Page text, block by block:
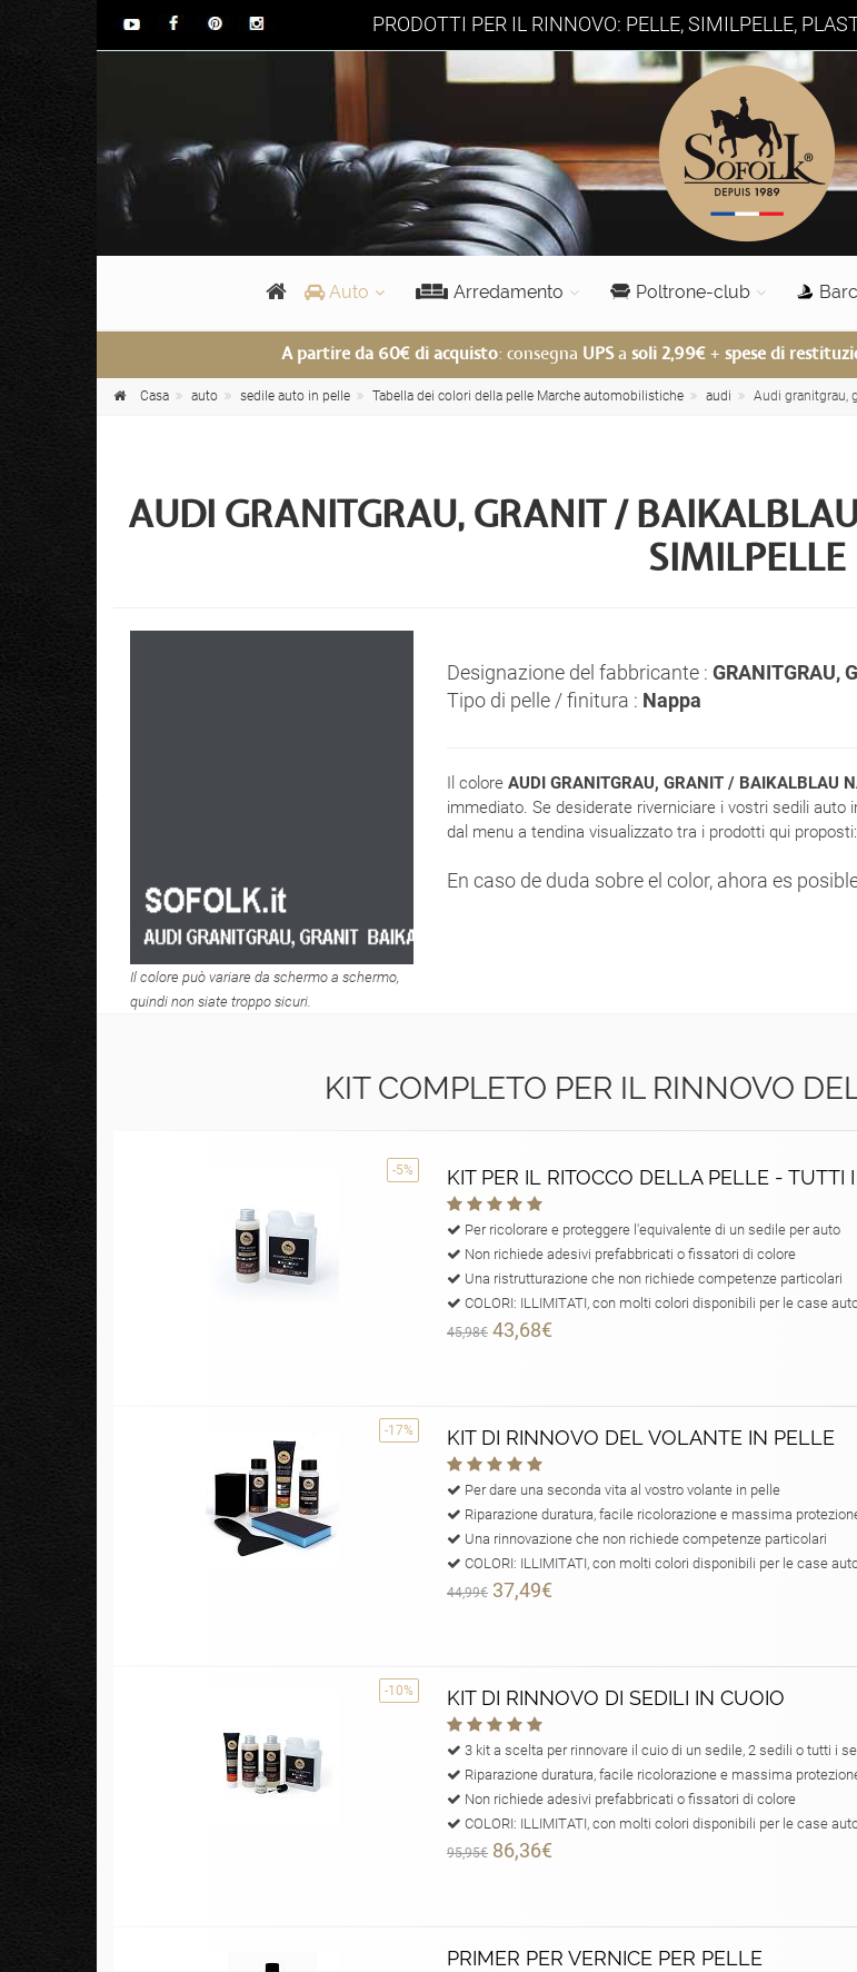
PRODOTTI PER IL RINNOVO: PELLE, SIMILPELLE,
Auto Arredamento Poltrone-club
A partire da 60€ di acquisto: consegna UPSa soli 2,99€+ spese di
Casa auto sedile auto in pelle Tabella dei colori della pelle Marche automobilistiche audi Audi granitgrau,
AUDI GRANITGRAU, GRANIT /
SIMILPELLE
Il colore può variare da schermo a schermo,
quindi non siate troppo sicuri.
Designazione del fabbricante : GRANITGRAU,
Tipo di pelle / finitura : Nappa
Il colore AUDI GRANITGRAU, GRANIT / BAIKALBLAU
immediato. Se desiderate riverniciare i vostri sedili auto
dal menu a tendina visualizzato tra i prodotti qui proposti:
En caso de duda sobre el color, ahora es
KIT COMPLETO PER IL RINNOVO
-5% KIT PER IL RITOCCO DELLA PELLE - TUTTI
Per ricolorare e proteggere l'equivalente di un sedile per auto
Non richiede adesivi prefabbricati o fissatori di colore
Una ristrutturazione che non richiede competenze particolari
COLORI: ILLIMITATI, con molti colori disponibili per le case
45,98€ 43,68€
-17% KIT DI RINNOVO DEL VOLANTE IN PELLE
Per dare una seconda vita al vostro volante in pelle
Riparazione duratura, facile ricolorazione e massima
Una rinnovazione che non richiede competenze particolari
COLORI: ILLIMITATI, con molti colori disponibili per le case
44,99€ 37,49€
-10% KIT DI RINNOVO DI SEDILI IN CUOIO
3 kit a scelta per rinnovare il cuio di un sedile, 2 sedili o tutti i
Riparazione duratura, facile ricolorazione e massima
Non richiede adesivi prefabbricati o fissatori di colore
COLORI: ILLIMITATI, con molti colori disponibili per le case
95,95€ 86,36€
PRIMER PER VERNICE PER PELLE